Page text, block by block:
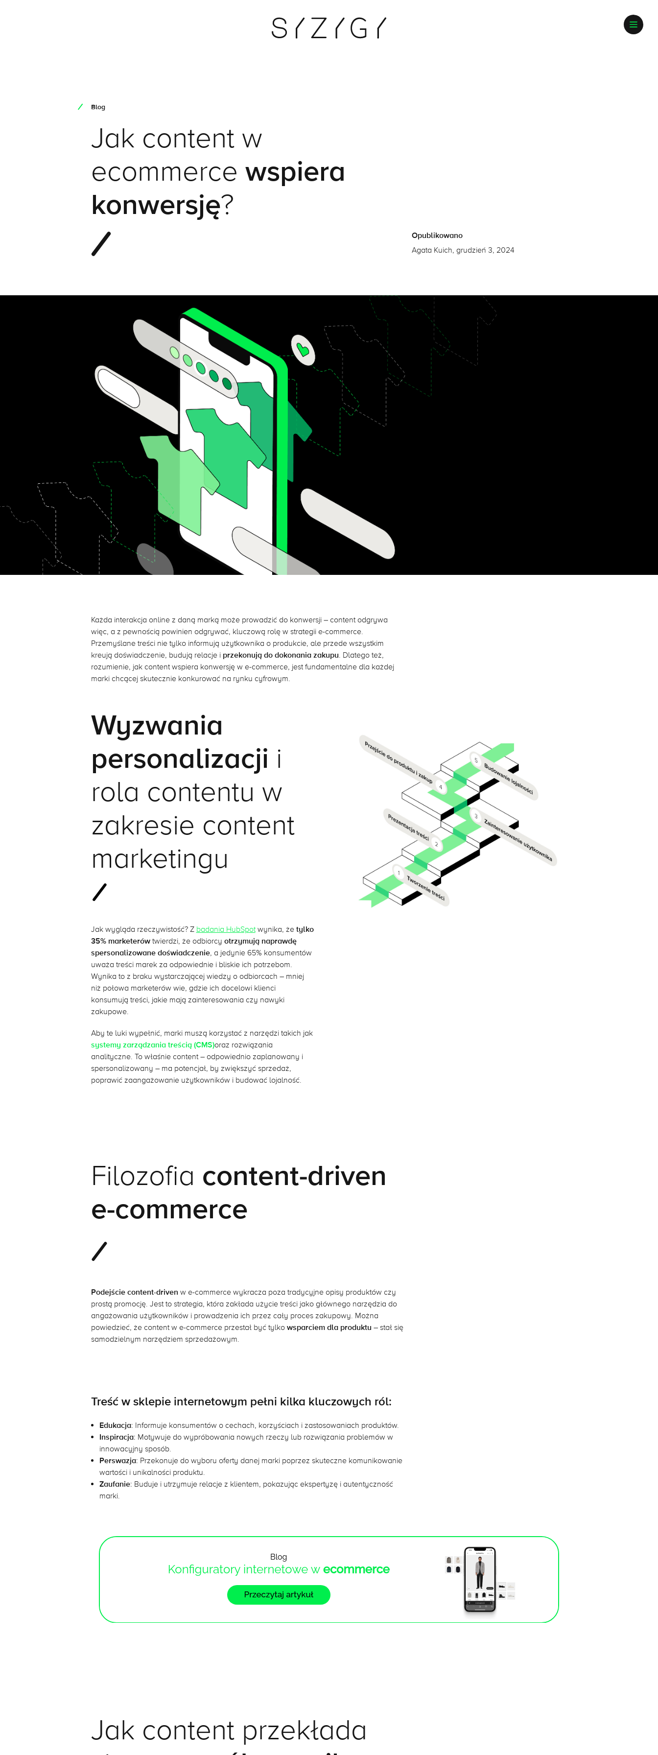
Blog
Jak content w
ecommerce wspiera
konwersję?
Opublikowano
Agata Kuich, grudzień 3, 2024
Każda interakcja online z daną marką może prowadzić do konwersji – content odgrywa
więc, a z pewnością powinien odgrywać, kluczową rolę w strategii e-commerce.
Przemyślane treści nie tylko informują użytkownika o produkcie, ale przede wszystkim
kreują doświadczenie, budują relacje i przekonują do dokonania zakupu. Dlatego też,
rozumienie, jak content wspiera konwersję w e-commerce, jest fundamentalne dla każdej
marki chcącej skutecznie konkurować na rynku cyfrowym.
Wyzwania
personalizacji i
rola contentu w
zakresie content
marketingu
Jak wygląda rzeczywistość? Z badania HubSpotwynika, żetylko
35% marketerówtwierdzi, że odbiorcy otrzymują naprawdę
spersonalizowane doświadczenie, a jedynie 65% konsumentów
uważa treści marek za odpowiednie i bliskie ich potrzebom.
Wynika to z braku wystarczającej wiedzy o odbiorcach – mniej
niż połowa marketerów wie, gdzie ich docelowi klienci
konsumują treści, jakie mają zainteresowania czy nawyki
zakupowe.
Aby te luki wypełnić, marki muszą korzystać z narzędzi takich jak
systemy zarządzania treścią (CMS)oraz rozwiązania
analityczne. To właśnie content – odpowiednio zaplanowany i
spersonalizowany – ma potencjał, by zwiększyć sprzedaż,
poprawić zaangażowanie użytkowników i budować lojalność.
Filozofia content-driven
e-commerce
Podejście content-driven w e-commerce wykracza poza tradycyjne opisy produktów czy
prostą promocję. Jest to strategia, która zakłada użycie treści jako głównego narzędzia do
angażowania użytkowników i prowadzenia ich przez cały proces zakupowy. Można
powiedzieć, że content w e-commerce przestał być tylko wsparciem dla produktu – stał się
samodzielnym narzędziem sprzedażowym.
Treść w sklepie internetowym pełni kilka kluczowych ról:
Edukacja: Informuje konsumentów o cechach, korzyściach i zastosowaniach produktów.
Inspiracja: Motywuje do wypróbowania nowych rzeczy lub rozwiązania problemów w
innowacyjny sposób.
Perswazja: Przekonuje do wyboru oferty danej marki poprzez skuteczne komunikowanie
wartości i unikalności produktu.
Zaufanie: Buduje i utrzymuje relacje z klientem, pokazując ekspertyzę i autentyczność
marki.
Jak content przekłada